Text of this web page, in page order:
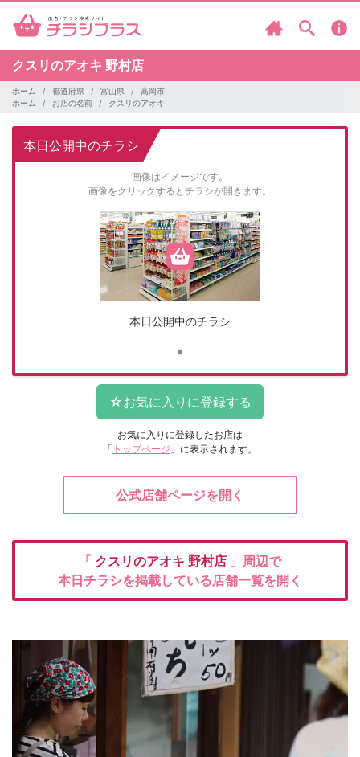
クスリのアオキ 野村店
ホーム 都道府県 富山県
高岡市
ホーム
お店の名前 クスリのアオキ
本日公開中のチラシ
画像はイメージです。
画像をクリックするとチラシが開きます。
本日公開中のチラシ
お気に入りに登録したお店は
「 トップページ 」に表示されます。
公式店舗ページを開く
「 クスリのアオキ 野村店 」周辺で
本日チラシを掲載している店舗一覧を開く